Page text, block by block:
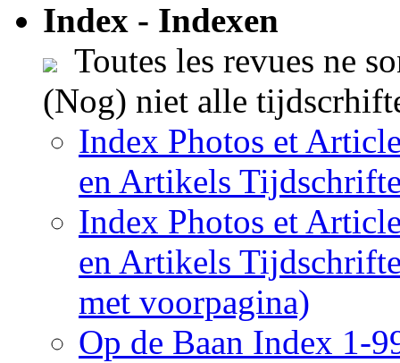
Index - Indexen
Toutes les revues ne
(Nog) niet alle
Index Photos et
en Artikels
Index Photos et
en Artikels
met voorpagina)
Op de Baan Index 1-